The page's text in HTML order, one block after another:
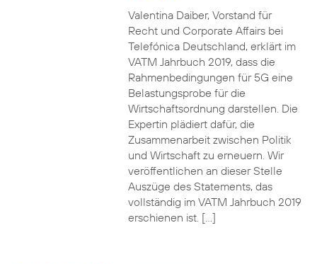
Valentina Daiber, Vorstand für
Recht und Corporate Affairs bei
Telefónica Deutschland, erklärt im
VATM Jahrbuch 2019, dass die
Rahmenbedingungen für 5G eine
Belastungsprobe für die
Wirtschaftsordnung darstellen. Die
Expertin plädiert dafür, die
Zusammenarbeit zwischen Politik
und Wirtschaft zu erneuern. Wir
veröffentlichen an dieser Stelle
Auszüge des Statements, das
vollständig im VATM Jahrbuch 2019
erschienen ist. […]